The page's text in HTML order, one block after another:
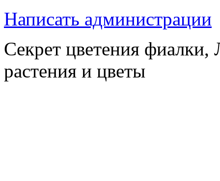
Написать администрации
Секрет цветения
растения и цветы